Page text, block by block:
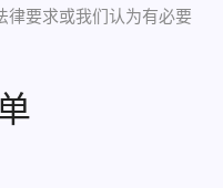
律要求或我们认为有必要